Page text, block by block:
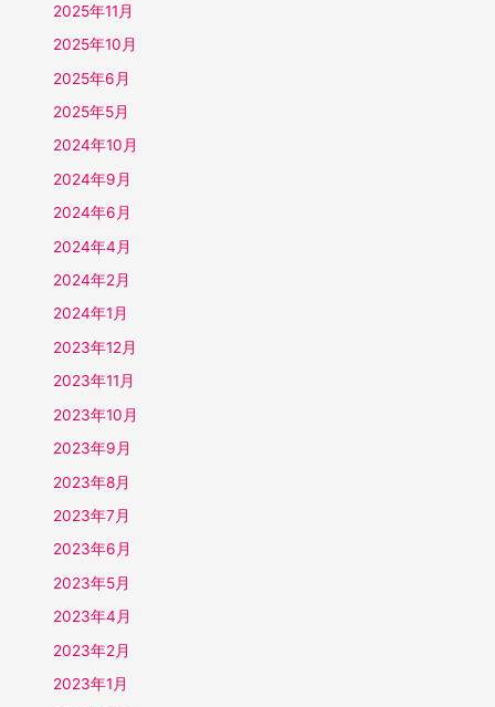
2025年11月
2025年10月
2025年6月
2025年5月
2024年10月
2024年9月
2024年6月
2024年4月
2024年2月
2024年1月
2023年12月
2023年11月
2023年10月
2023年9月
2023年8月
2023年7月
2023年6月
2023年5月
2023年4月
2023年2月
2023年1月